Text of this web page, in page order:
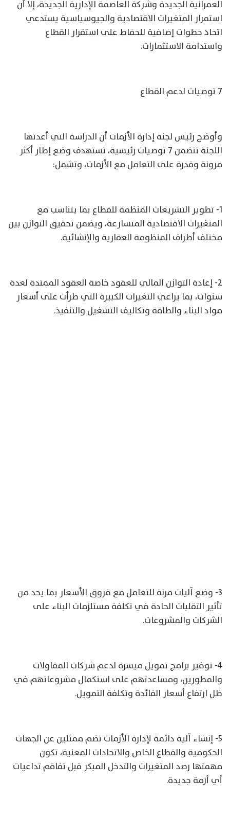
العمرانية الجديدة وشركة العاصمة الإدارية الجديدة، إلا أن
استمرار المتغيرات الاقتصادية والجيوسياسية يستدعي
اتخاذ خطوات إضافية للحفاظ على استقرار القطاع
واستدامة الاستثمارات.
7 توصيات لدعم القطاع
وأوضح رئيس لجنة إدارة الأزمات أن الدراسة التي أعدتها
اللجنة تتضمن 7 توصيات رئيسية، تستهدف وضع إطار أكثر
مرونة وقدرة على التعامل مع الأزمات، وتشمل:
1- تطوير التشريعات المنظمة للقطاع بما يتناسب مع
المتغيرات الاقتصادية المتسارعة، ويضمن تحقيق التوازن بين
مختلف أطراف المنظومة العقارية والإنشائية.
2- إعادة التوازن المالي للعقود خاصة العقود الممتدة لعدة
سنوات، بما يراعي التغيرات الكبيرة التي طرأت على أسعار
مواد البناء والطاقة وتكاليف التشغيل والتنفيذ.
3- وضع آليات مرنة للتعامل مع فروق الأسعار بما يحد من
تأثير التقلبات الحادة في تكلفة مستلزمات البناء على
الشركات والمشروعات.
4- توفير برامج تمويل ميسرة لدعم شركات المقاولات
والمطورين، ومساعدتهم على استكمال مشروعاتهم في
ظل ارتفاع أسعار الفائدة وتكلفة التمويل.
5- إنشاء آلية دائمة لإدارة الأزمات تضم ممثلين عن الجهات
الحكومية والقطاع الخاص والاتحادات المعنية، تكون
مهمتها رصد المتغيرات والتدخل المبكر قبل تفاقم تداعيات
أي أزمة جديدة.